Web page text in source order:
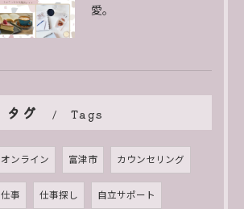
愛。
タグ Tags
オンライン 富津市 カウンセリング
仕事 仕事探し 自立サポート